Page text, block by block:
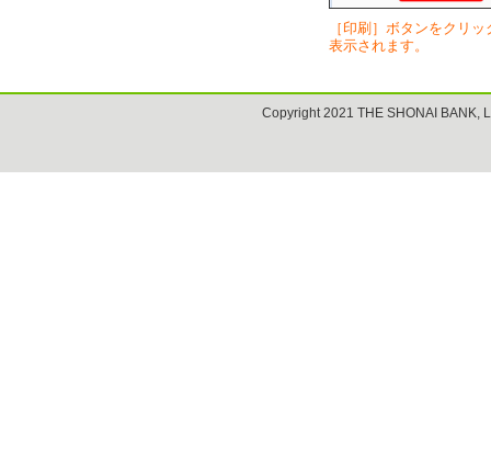
［印刷］ボタンをクリ
表示されます。
Copyright 2021 THE SHONAI BANK,